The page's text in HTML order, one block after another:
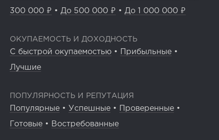
300 000 ₽ • До 500 000 ₽ • До 1 000 000 ₽
ОКУПАЕМОСТЬ И ДОХОДНОСТЬ
С быстрой окупаемостью • Прибыльные •
Лучшие
ПОПУЛЯРНОСТЬ И РЕПУТАЦИЯ
Популярные • Успешные • Проверенные •
Готовые • Востребованные